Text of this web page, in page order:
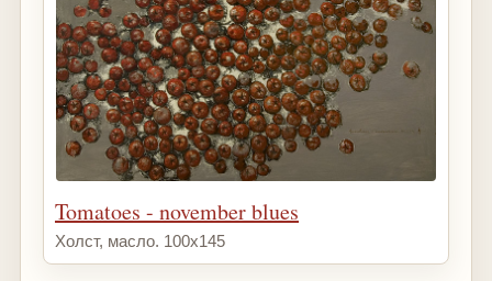
Tomatoes - november blues
Холст, масло. 100х145